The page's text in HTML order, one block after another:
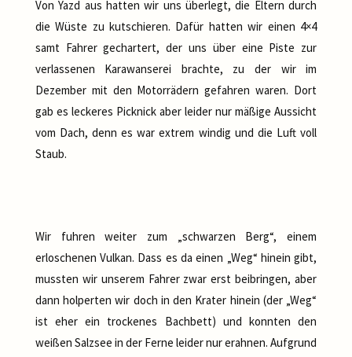
Von Yazd aus hatten wir uns überlegt, die Eltern durch
die Wüste zu kutschieren. Dafür hatten wir einen 4×4
samt Fahrer gechartert, der uns über eine Piste zur
verlassenen Karawanserei brachte, zu der wir im
Dezember mit den Motorrädern gefahren waren. Dort
gab es leckeres Picknick aber leider nur mäßige Aussicht
vom Dach, denn es war extrem windig und die Luft voll
Staub.
Wir fuhren weiter zum „schwarzen Berg“, einem
erloschenen Vulkan. Dass es da einen „Weg“ hinein gibt,
mussten wir unserem Fahrer zwar erst beibringen, aber
dann holperten wir doch in den Krater hinein (der „Weg“
ist eher ein trockenes Bachbett) und konnten den
weißen Salzsee in der Ferne leider nur erahnen. Aufgrund